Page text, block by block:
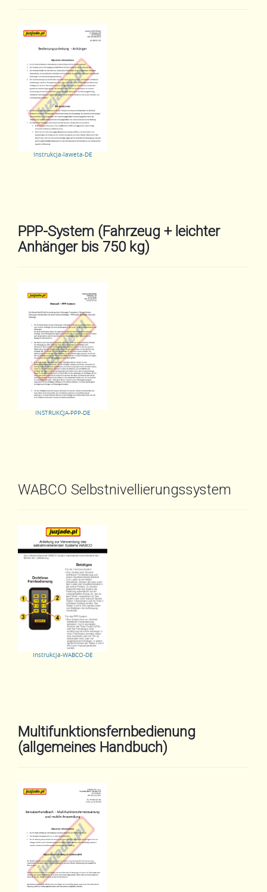
Instrukcja-laweta-DE
PPP-System (Fahrzeug + leichter
Anhänger bis 750 kg)
INSTRUKCJA-PPP-DE
WABCO Selbstnivellierungssystem
Instrukcja-WABCO-DE
Multifunktionsfernbedienung
(allgemeines Handbuch)